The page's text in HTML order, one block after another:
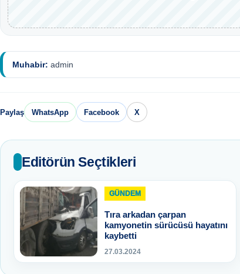
Muhabir: admin
Paylaş WhatsApp Facebook X
Editörün Seçtikleri
GÜNDEM
Tıra arkadan çarpan
kamyonetin sürücüsü hayatını
kaybetti
27.03.2024